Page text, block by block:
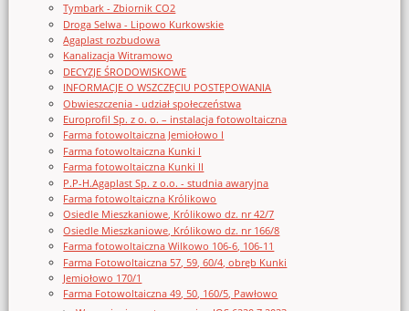
Tymbark - Zbiornik CO2
Droga Selwa - Lipowo Kurkowskie
Agaplast rozbudowa
Kanalizacja Witramowo
DECYZJE ŚRODOWISKOWE
INFORMACJE O WSZCZĘCIU POSTĘPOWANIA
Obwieszczenia - udział społeczeństwa
Europrofil Sp. z o. o. – instalacja fotowoltaiczna
Farma fotowoltaiczna Jemiołowo I
Farma fotowoltaiczna Kunki I
Farma fotowoltaiczna Kunki II
P.P-H.Agaplast Sp. z o.o. - studnia awaryjna
Farma fotowoltaiczna Królikowo
Osiedle Mieszkaniowe, Królikowo dz. nr 42/7
Osiedle Mieszkaniowe, Królikowo dz. nr 166/8
Farma fotowoltaiczna Wilkowo 106-6, 106-11
Farma Fotowoltaiczna 57, 59, 60/4, obręb Kunki
Jemiołowo 170/1
Farma Fotowoltaiczna 49, 50, 160/5, Pawłowo